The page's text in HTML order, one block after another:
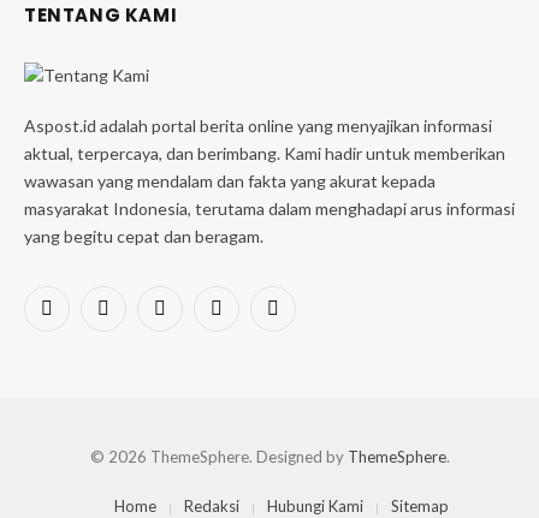
TENTANG KAMI
Aspost.id adalah portal berita online yang menyajikan informasi
aktual, terpercaya, dan berimbang. Kami hadir untuk memberikan
wawasan yang mendalam dan fakta yang akurat kepada
masyarakat Indonesia, terutama dalam menghadapi arus informasi
yang begitu cepat dan beragam.
Facebook
X
InstagramPinterestYouTube
© 2026 ThemeSphere. Designed by ThemeSphere.
Home Redaksi Hubungi Kami Sitemap